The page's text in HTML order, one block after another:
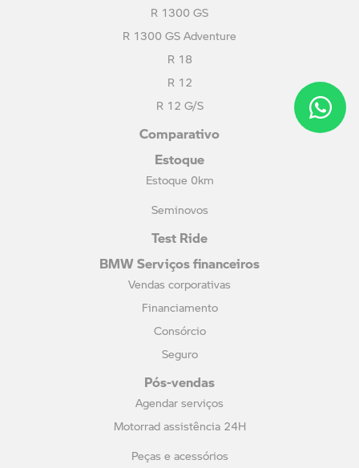
R 1300 GS
R 1300 GS Adventure
R 18
R 12
R 12 G/S
Comparativo
Estoque
Estoque 0km
Seminovos
Test Ride
BMW Serviços financeiros
Vendas corporativas
Financiamento
Consórcio
Seguro
Pós-vendas
Agendar serviços
Motorrad assistência 24H
Peças e acessórios